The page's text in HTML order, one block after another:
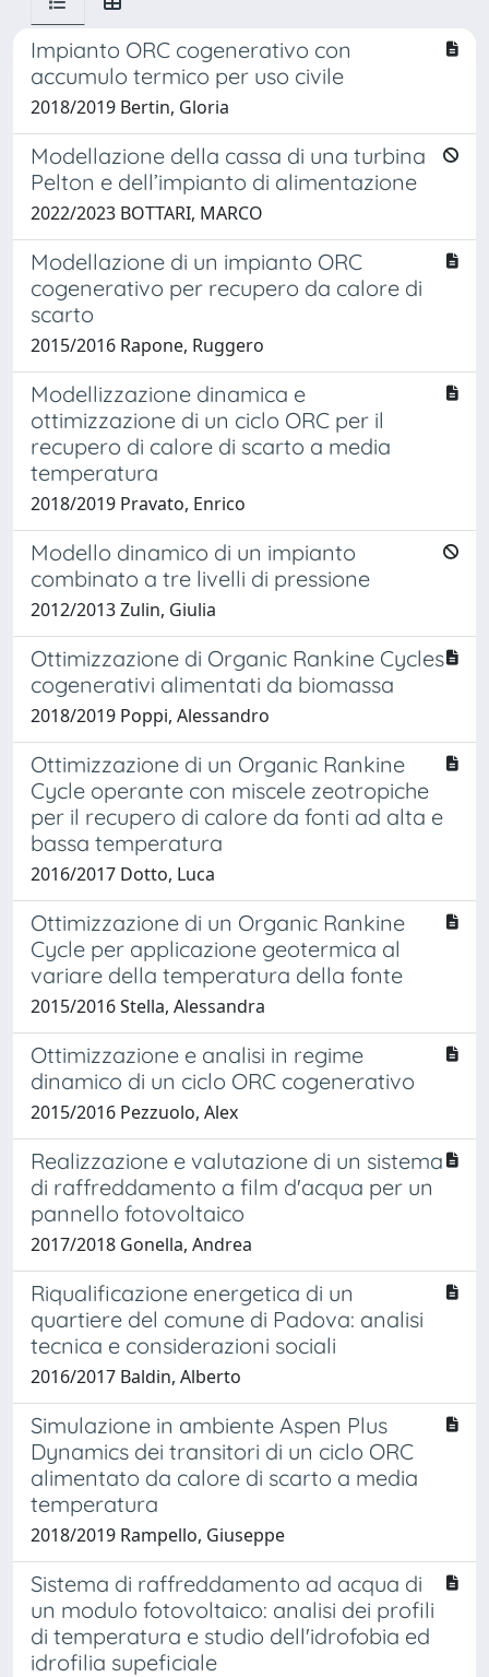
Impianto ORC cogenerativo con
accumulo termico per uso civile
2018/2019 Bertin, Gloria
Modellazione della cassa di una turbina
Pelton e dell’impianto di alimentazione
2022/2023 BOTTARI, MARCO
Modellazione di un impianto ORC
cogenerativo per recupero da calore di
scarto
2015/2016 Rapone, Ruggero
Modellizzazione dinamica e
ottimizzazione di un ciclo ORC per il
recupero di calore di scarto a media
temperatura
2018/2019 Pravato, Enrico
Modello dinamico di un impianto
combinato a tre livelli di pressione
2012/2013 Zulin, Giulia
Ottimizzazione di Organic Rankine Cycles
cogenerativi alimentati da biomassa
2018/2019 Poppi, Alessandro
Ottimizzazione di un Organic Rankine
Cycle operante con miscele zeotropiche
per il recupero di calore da fonti ad alta e
bassa temperatura
2016/2017 Dotto, Luca
Ottimizzazione di un Organic Rankine
Cycle per applicazione geotermica al
variare della temperatura della fonte
2015/2016 Stella, Alessandra
Ottimizzazione e analisi in regime
dinamico di un ciclo ORC cogenerativo
2015/2016 Pezzuolo, Alex
Realizzazione e valutazione di un sistema
di raffreddamento a film d'acqua per un
pannello fotovoltaico
2017/2018 Gonella, Andrea
Riqualificazione energetica di un
quartiere del comune di Padova: analisi
tecnica e considerazioni sociali
2016/2017 Baldin, Alberto
Simulazione in ambiente Aspen Plus
Dynamics dei transitori di un ciclo ORC
alimentato da calore di scarto a media
temperatura
2018/2019 Rampello, Giuseppe
Sistema di raffreddamento ad acqua di
un modulo fotovoltaico: analisi dei profili
di temperatura e studio dell'idrofobia ed
idrofilia supeficiale